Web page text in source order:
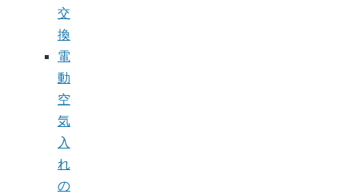
交
換
電
動
空
気
入
れ
の